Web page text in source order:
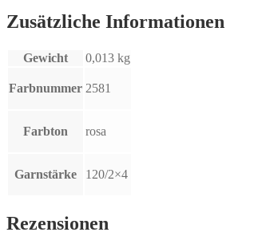
Zusätzliche Informationen
Gewicht 0,013 kg
Farbnummer 2581
Farbton rosa
Garnstärke 120/2×4
Rezensionen